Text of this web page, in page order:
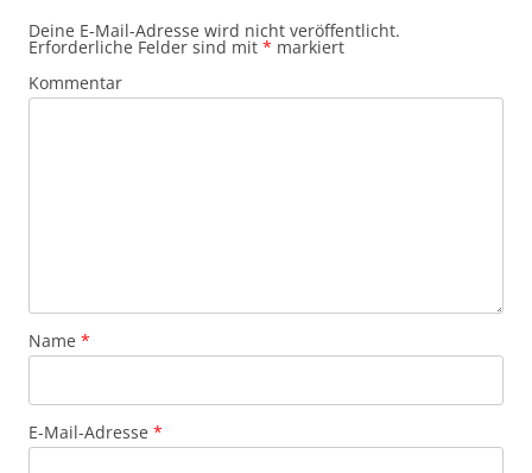
Deine E-Mail-Adresse wird nicht veröffentlicht.
Erforderliche Felder sind mit * markiert
Kommentar
Name *
E-Mail-Adresse *